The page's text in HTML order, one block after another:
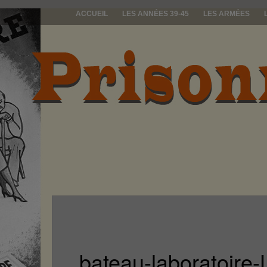
ACCUEIL LES ANNÉES 39-45 LES ARMÉES
prisonniers